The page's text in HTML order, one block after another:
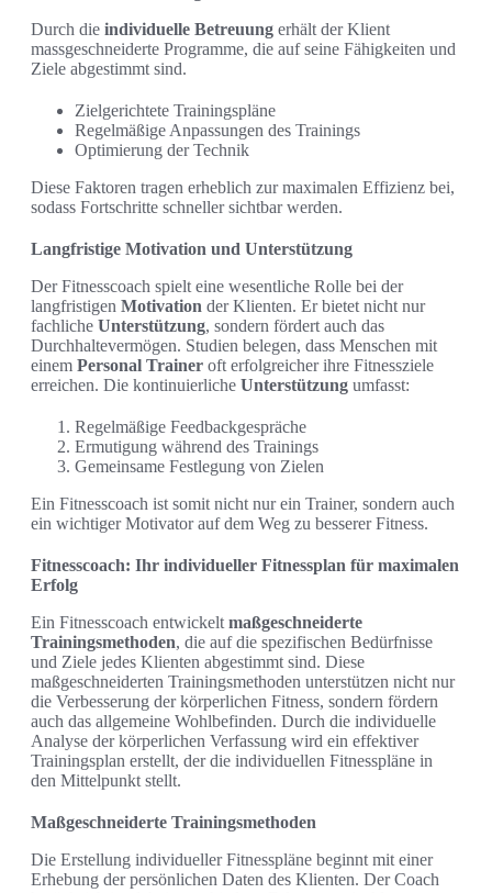
Durch die individuelle Betreuung erhält der Klient
massgeschneiderte Programme, die auf seine Fähigkeiten und
Ziele abgestimmt sind.
Zielgerichtete Trainingspläne
Regelmäßige Anpassungen des Trainings
Optimierung der Technik
Diese Faktoren tragen erheblich zur maximalen Effizienz bei,
sodass Fortschritte schneller sichtbar werden.
Langfristige Motivation und Unterstützung
Der Fitnesscoach spielt eine wesentliche Rolle bei der
langfristigen Motivation der Klienten. Er bietet nicht nur
fachliche Unterstützung, sondern fördert auch das
Durchhaltevermögen. Studien belegen, dass Menschen mit
einem Personal Trainer oft erfolgreicher ihre Fitnessziele
erreichen. Die kontinuierliche Unterstützung umfasst:
Regelmäßige Feedbackgespräche
Ermutigung während des Trainings
Gemeinsame Festlegung von Zielen
Ein Fitnesscoach ist somit nicht nur ein Trainer, sondern auch
ein wichtiger Motivator auf dem Weg zu besserer Fitness.
Fitnesscoach: Ihr individueller Fitnessplan für maximalen
Erfolg
Ein Fitnesscoach entwickelt maßgeschneiderte
Trainingsmethoden, die auf die spezifischen Bedürfnisse
und Ziele jedes Klienten abgestimmt sind. Diese
maßgeschneiderten Trainingsmethoden unterstützen nicht nur
die Verbesserung der körperlichen Fitness, sondern fördern
auch das allgemeine Wohlbefinden. Durch die individuelle
Analyse der körperlichen Verfassung wird ein effektiver
Trainingsplan erstellt, der die individuellen Fitnesspläne in
den Mittelpunkt stellt.
Maßgeschneiderte Trainingsmethoden
Die Erstellung individueller Fitnesspläne beginnt mit einer
Erhebung der persönlichen Daten des Klienten. Der Coach